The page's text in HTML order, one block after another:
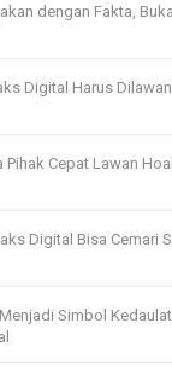
dengan Fakta,
Digital Harus
Pihak Cepat Lawan
Digital Bisa Cemari
Simbol